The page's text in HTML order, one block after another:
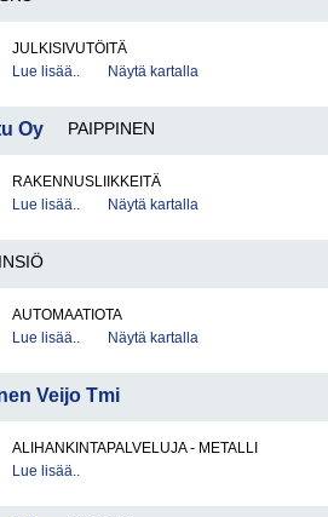
JULKISIVUTÖITÄ
Lue lisää..
Näytä kartalla
Oy PAIPPINEN
RAKENNUSLIIKKEITÄ
Lue lisää..
Näytä kartalla
AUTOMAATIOTA
Lue lisää..
Näytä kartalla
Veijo Tmi
ALIHANKINTAPALVELUJA - METALLI
Lue lisää..